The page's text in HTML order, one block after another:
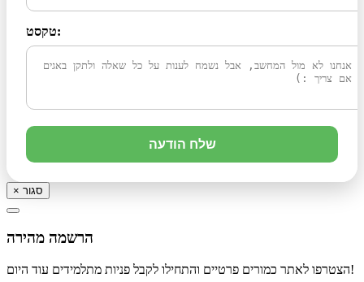
טקסט:
שלח הודעה
× סגור
הרשמה מהירה
הצטרפו לאתר כמורים פרטיים והתחילו לקבל פניות מתלמידים עוד היום!